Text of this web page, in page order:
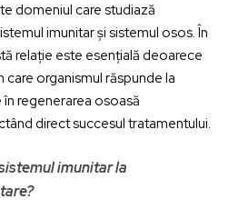
domeniul care studiază
imunitar și sistemul osos. În
relație este esențială deoarece
organismul răspunde la
regenerarea osoasă
direct succesul tratamentului.
imunitar la